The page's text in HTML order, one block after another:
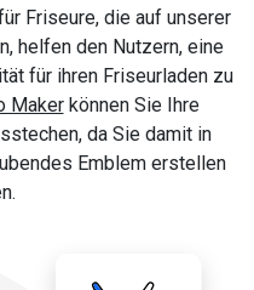
Friseure, die auf unserer
helfen den Nutzern, eine
für ihren Friseurladen zu
Makerkönnen Sie Ihre
da Sie damit in
Emblem erstellen